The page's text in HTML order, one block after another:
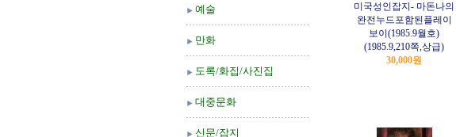
예술
만화
도록/화집/사진집
대중문화
신문/잡지
미국성인잡지- 마돈나의
완전누드포함된플레이
보이(1985.9월호)
(1985.9,210쪽,상급)
30,000원